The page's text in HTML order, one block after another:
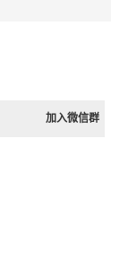
加入微信群